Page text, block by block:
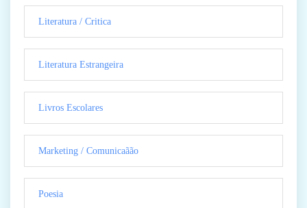
Literatura / Critica
Literatura Estrangeira
Livros Escolares
Marketing / Comunicaãão
Poesia